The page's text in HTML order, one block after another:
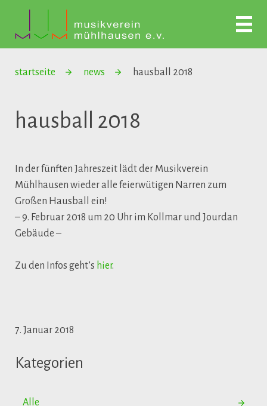
startseite news hausball 2018
hausball 2018
In der fünften Jahreszeit lädt der Musikverein
Mühlhausen wieder alle feierwütigen Narren zum
Großen Hausball ein!
– 9. Februar 2018 um 20 Uhr im Kollmar und Jourdan
Gebäude –
Zu den Infos geht’s hier.
7. Januar 2018
Kategorien
Alle